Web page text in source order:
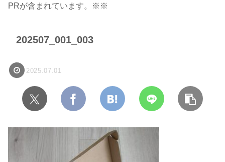
PRが含まれています。※※
202507_001_003
2025.07.01